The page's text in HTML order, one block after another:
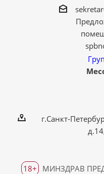
г.Санкт-
18+ МИНЗДРАВ